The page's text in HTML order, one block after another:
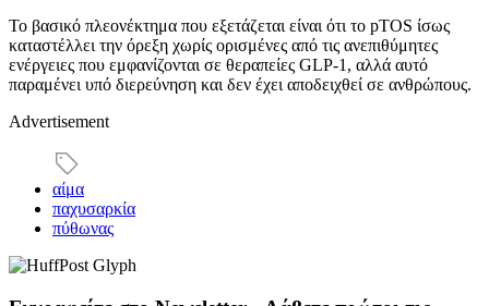
Το βασικό πλεονέκτημα που εξετάζεται είναι ότι το pTOS ίσως
καταστέλλει την όρεξη χωρίς ορισμένες από τις ανεπιθύμητες
ενέργειες που εμφανίζονται σε θεραπείες GLP-1, αλλά αυτό
παραμένει υπό διερεύνηση και δεν έχει αποδειχθεί σε ανθρώπους.
Advertisement
αίμα
παχυσαρκία
πύθωνας